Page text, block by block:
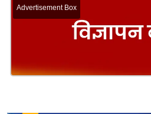
Advertisement Box